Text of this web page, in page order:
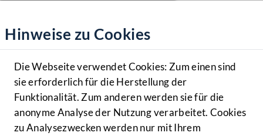
Hilfe
Benutzer
Navigationsmenü öffnen
MENÜ
Hinweise zu Cookies
Die Webseite verwendet Cookies: Zum einen sind
sie erforderlich für die Herstellung der
Funktionalität. Zum anderen werden sie für die
anonyme Analyse der Nutzung verarbeitet. Cookies
zu Analysezwecken werden nur mit Ihrem